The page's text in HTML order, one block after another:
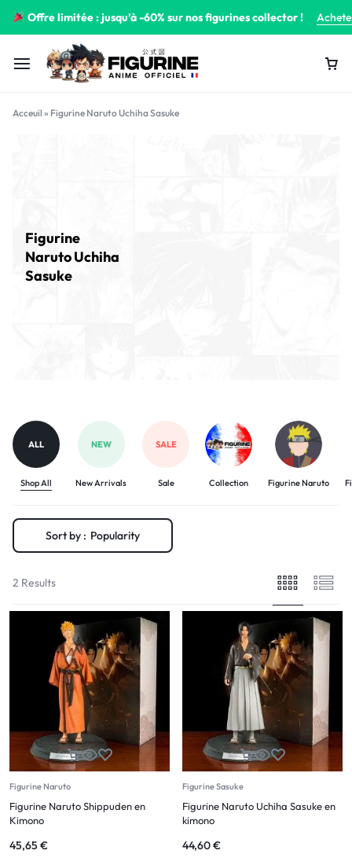
Offre limitée : jusqu’à -60% sur nos figurines collector !
Acceuil » Figurine Naruto Uchiha Sasuke
Figurine
Naruto Uchiha
Sasuke
ALL
Shop All
NEW
New Arrivals
SALE
Sale Collection Figurine Naruto
Sort by : Popularity
2 Results
Figurine Naruto
Figurine Naruto Shippuden en
Kimono
45,65 €
Figurine Sasuke
Figurine Naruto Uchiha Sasuke en
kimono
44,60€